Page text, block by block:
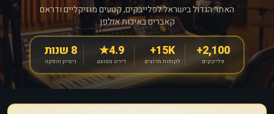
האתר הגדול בישראל לפלייבקים, קטעים מוזיקליים ודראם
קאברים באיכות אולפן
2,100+
פלייבקים
15K+
לקוחות מרוצים
4.9★
דירוג ממוצע
8 שנות
ניסיון והפקה